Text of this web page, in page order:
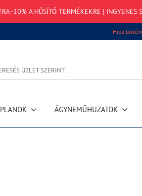
-10% A HŰSÍTŐ TERMÉKEKRE |
Hiba
ÁGYNEMŰHUZATOK